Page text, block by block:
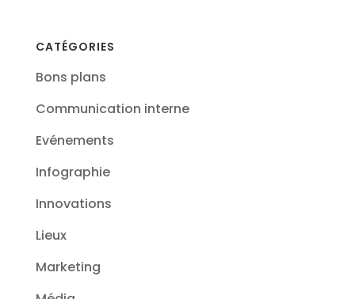
CATÉGORIES
Bons plans
Communication interne
Evénements
Infographie
Innovations
Lieux
Marketing